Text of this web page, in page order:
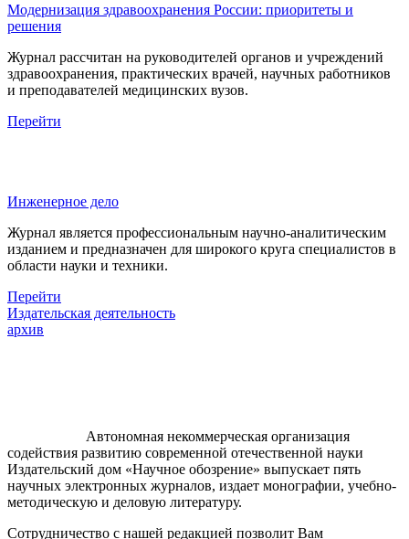
Модернизация здравоохранения России: приоритеты и
решения
Журнал рассчитан на руководителей органов и учреждений
здравоохранения, практических врачей, научных работников
и преподавателей медицинских вузов.
Перейти
Инженерное дело
Журнал является профессиональным научно-аналитическим
изданием и предназначен для широкого круга специалистов в
области науки и техники.
Перейти
Издательская деятельность
архив
Автономная некоммерческая организация
содействия развитию современной отечественной науки
Издательский дом «Научное обозрение» выпускает пять
научных электронных журналов, издает монографии, учебно-
методическую и деловую литературу.
Сотрудничество с нашей редакцией позволит Вам